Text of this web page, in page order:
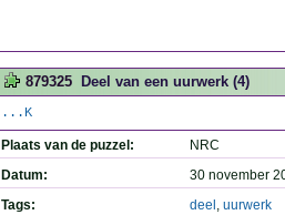
879325 Deel van een uurwerk (4)
...K
Plaats van de puzzel:
NRC
Datum:
30 november
Tags:
deel , uurwerk